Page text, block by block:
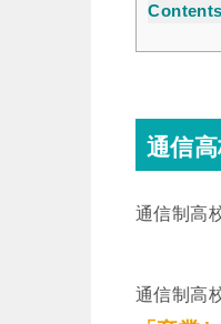
Contents
通信
通信制高
通信制高